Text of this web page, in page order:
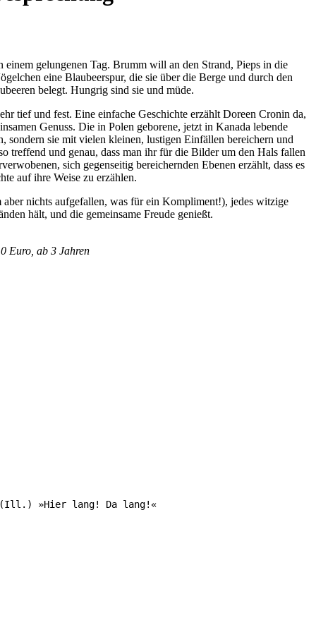
gelungenen Tag. Brumm will an den Strand, Pieps in die
eine Blaubeerspur, die sie über die Berge und durch den
belegt. Hungrig sind sie und müde.
tief und fest. Eine einfache Geschichte erzählt Doreen Cronin da,
Genuss. Die in Polen geborene, jetzt in Kanada lebende
sondern sie mit vielen kleinen, lustigen Einfällen bereichern und
treffend und genau, dass man ihr für die Bilder um den Hals fallen
sich gegenseitig bereichernden Ebenen erzählt, dass es
auf ihre Weise zu erzählen.
nichts aufgefallen, was für ein Kompliment!), jedes witzige
hält, und die gemeinsame Freude genießt.
Euro, ab 3 Jahren
(Ill.) »Hier lang! Da lang!«